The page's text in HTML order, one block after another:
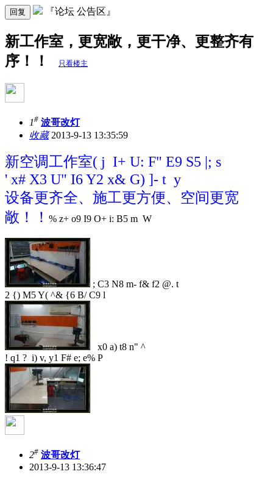
回复 『论坛 公告区』
新工作室，更宽敞，更干净、更整齐有
序！！
只看楼主
1# 波哥改灯
收藏2013-9-13 13:35:59
新空调工作室( j I+ U: F" E9 S5 |; s
' x# X3 U" I6 Y2 x& G) ]- t y
设备更齐全、施工更方便、空间更宽
敞！！ % z+ o9 I9 O+ i: B5 m W
; C3 N8 m- f& f2 @. t
2 {) M5 Y( ^& {6 B/ C9 l
x0 a) t8 n" ^
! q1 ? i) v, y1 F# e; e% P
2# 波哥改灯
2013-9-13 13:36:47